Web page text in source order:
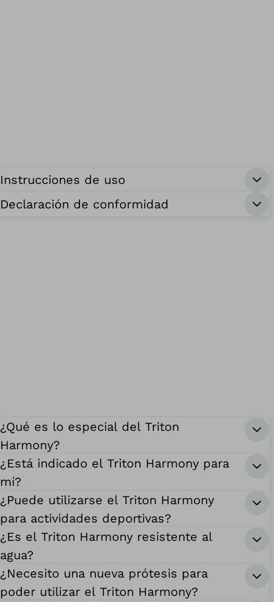
Instrucciones de uso
Declaración de conformidad
¿Qué es lo especial del Triton
Harmony?
¿Está indicado el Triton Harmony para
mí?
¿Puede utilizarse el Triton Harmony
para actividades deportivas?
¿Es el Triton Harmony resistente al
agua?
¿Necesito una nueva prótesis para
poder utilizar el Triton Harmony?